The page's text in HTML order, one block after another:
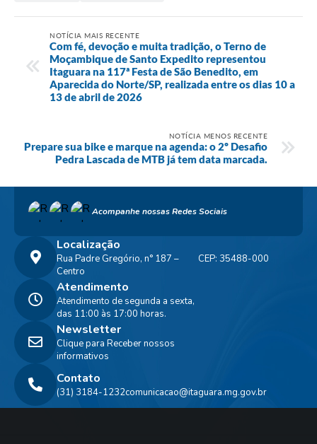
NOTÍCIA MAIS RECENTE
Com fé, devoção e muita tradição, o Terno de
Moçambique de Santo Expedito representou
Itaguara na 117ª Festa de São Benedito, em
Aparecida do Norte/SP, realizada entre os dias 10 a
13 de abril de 2026
NOTÍCIA MENOS RECENTE
Prepare sua bike e marque na agenda: o 2º Desafio
Pedra Lascada de MTB já tem data marcada.
Acompanhe nossas Redes Sociais
Localização
Rua Padre Gregório, n° 187 –
Centro
CEP: 35488-000
Contato
(31) 3184-1232comunicacao@itaguara.mg.gov.br
Atendimento
Atendimento de segunda a sexta,
das 11:00 às 17:00 horas.
Newsletter
Clique para Receber nossos
informativos